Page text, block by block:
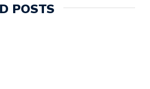
POSTS